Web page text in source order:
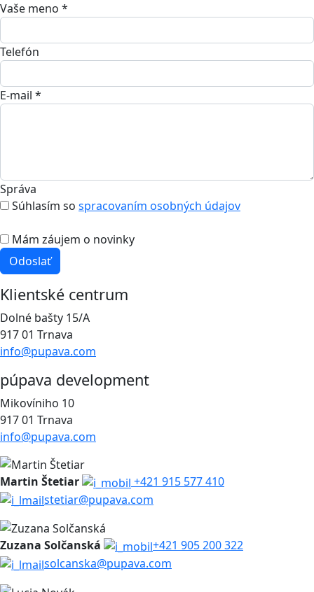
Vaše meno *
Telefón
E-mail *
Správa
Súhlasím so spracovaním osobných údajov
Mám záujem o novinky
Odoslať
Klientské centrum
Dolné bašty 15/A
917 01 Trnava
info@pupava.com
púpava development
Mikovíniho 10
917 01 Trnava
info@pupava.com
Martin Štetiar
+421 915 577 410
stetiar@pupava.com
Zuzana Solčanská
+421 905 200 322
solcanska@pupava.com